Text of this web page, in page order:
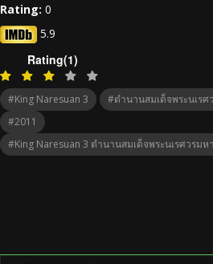
Rating: 0
5.9
Rating(1)
#King Naresuan 3
#ตำนานสมเด็จพระนเร
#2011
#King Naresuan 3 ตำนานสมเด็จพระนเรศวรม